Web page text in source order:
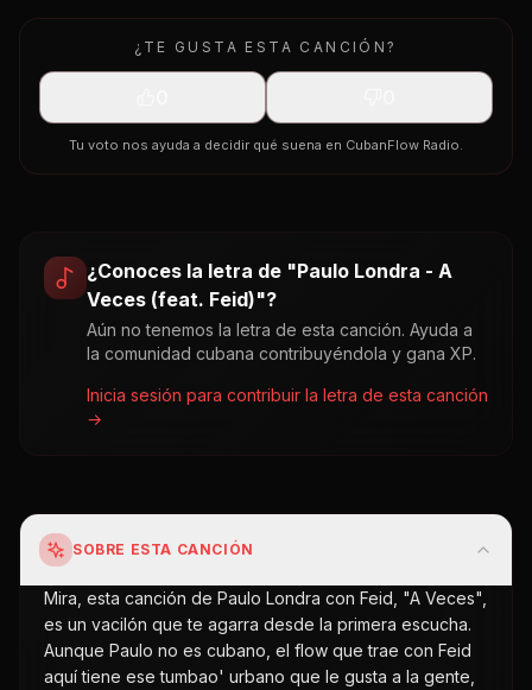
¿TE GUSTA ESTA CANCIÓN?
Tu voto nos ayuda a decidir qué suena en CubanFlow Radio.
¿Conoces la letra de "Paulo Londra - A
Veces (feat. Feid)"?
Aún no tenemos la letra de esta canción. Ayuda a
la comunidad cubana contribuyéndola y gana XP.
Inicia sesión para contribuir la letra de esta canción
→
SOBRE ESTA CANCIÓN
Mira, esta canción de Paulo Londra con Feid, "A Veces",
es un vacilón que te agarra desde la primera escucha.
Aunque Paulo no es cubano, el flow que trae con Feid
aquí tiene ese tumbao' urbano que le gusta a la gente,